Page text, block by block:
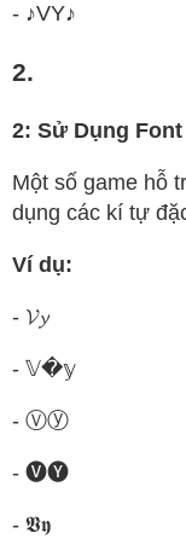
- ♪VY♪
2.
2: Sử Dụng
Một số game hỗ
dụng các kí tự
Ví dụ:
- 𝓥𝔂
- 𝕍�𝕪
- Ⓥⓨ
- 🅥🅨
- 𝖁𝖞